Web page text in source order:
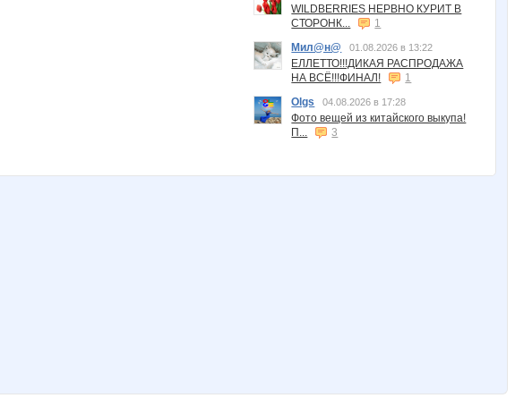
WILDBERRIES НЕРВНО КУРИТ В
СТОРОНК...
1
Мил@н@
01.08.2026 в 13:22
ЕЛЛЕТТО!!!ДИКАЯ РАСПРОДАЖА
НА ВСЁ!!!ФИНАЛ!
1
Olgs
04.08.2026 в 17:28
Фото вещей из китайского выкупа!
П...
3